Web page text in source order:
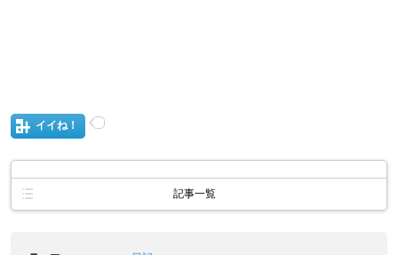
イイね！
記事一覧